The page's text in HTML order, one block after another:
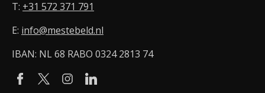
T: +31 572 371 791
E: info@mestebeld.nl
IBAN: NL 68 RABO 0324 2813 74